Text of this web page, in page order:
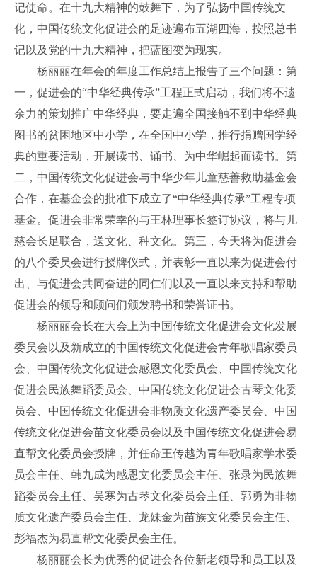
记使命。在十九大精神的鼓舞下，为了弘扬中国传统文
化，中国传统文化促进会的足迹遍布五湖四海，按照总书
记以及党的十九大精神，把蓝图变为现实。
杨丽丽在年会的年度工作总结上报告了三个问题：第
一，促进会的“中华经典传承”工程正式启动，我们将不遗
余力的策划推广中华经典，要走遍全国接触不到中华经典
图书的贫困地区中小学，在全国中小学，推行捐赠国学经
典的重要活动，开展读书、诵书、为中华崛起而读书。第
二，中国传统文化促进会与中华少年儿童慈善救助基金会
合作，在基金会的批准下成立了“中华经典传承”工程专项
基金。促进会非常荣幸的与王林理事长签订协议，将与儿
慈会长足联合，送文化、种文化。第三，今天将为促进会
的八个委员会进行授牌仪式，并表彰一直以来为促进会付
出、与促进会共同奋进的同仁们以及一直以来支持和帮助
促进会的领导和顾问们颁发聘书和荣誉证书。
杨丽丽会长在大会上为中国传统文化促进会文化发展
委员会以及新成立的中国传统文化促进会青年歌唱家委员
会、中国传统文化促进会感恩文化委员会、中国传统文化
促进会民族舞蹈委员会、中国传统文化促进会古琴文化委
员会、中国传统文化促进会非物质文化遗产委员会、中国
传统文化促进会苗文化委员会以及中国传统文化促进会易
直帮文化委员会授牌，并任命王传越为青年歌唱家学术委
员会主任、韩九成为感恩文化委员会主任、张录为民族舞
蹈委员会主任、吴寒为古琴文化委员会主任、郭勇为非物
质文化遗产委员会主任、龙妹金为苗族文化委员会主任、
彭福杰为易直帮文化委员会主任。
杨丽丽会长为优秀的促进会各位新老领导和员工以及